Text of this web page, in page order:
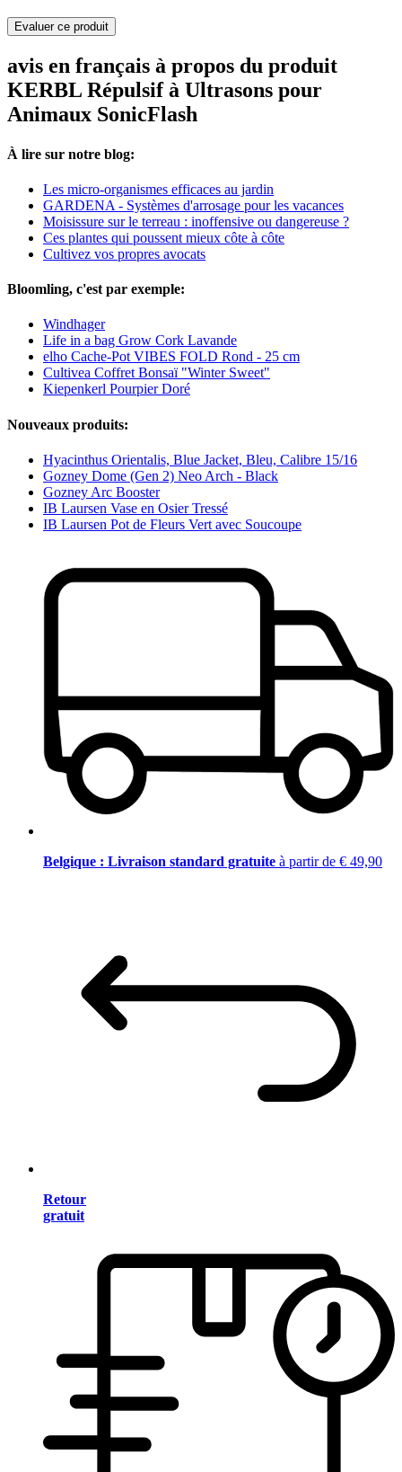
Evaluer ce produit
avis en français à propos du produit
KERBL Répulsif à Ultrasons pour
Animaux SonicFlash
À lire sur notre blog:
Les micro-organismes efficaces au jardin
GARDENA - Systèmes d'arrosage pour les vacances
Moisissure sur le terreau : inoffensive ou dangereuse ?
Ces plantes qui poussent mieux côte à côte
Cultivez vos propres avocats
Bloomling, c'est par exemple:
Windhager
Life in a bag Grow Cork Lavande
elho Cache-Pot VIBES FOLD Rond - 25 cm
Cultivea Coffret Bonsaï "Winter Sweet"
Kiepenkerl Pourpier Doré
Nouveaux produits:
Hyacinthus Orientalis, Blue Jacket, Bleu, Calibre 15/16
Gozney Dome (Gen 2) Neo Arch - Black
Gozney Arc Booster
IB Laursen Vase en Osier Tressé
IB Laursen Pot de Fleurs Vert avec Soucoupe
Belgique : Livraison standard gratuite à partir de € 49,90
Retour
gratuit